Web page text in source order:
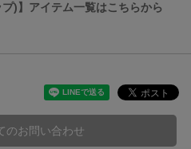
)】アイテム一覧はこちらから
のお問い合わせ